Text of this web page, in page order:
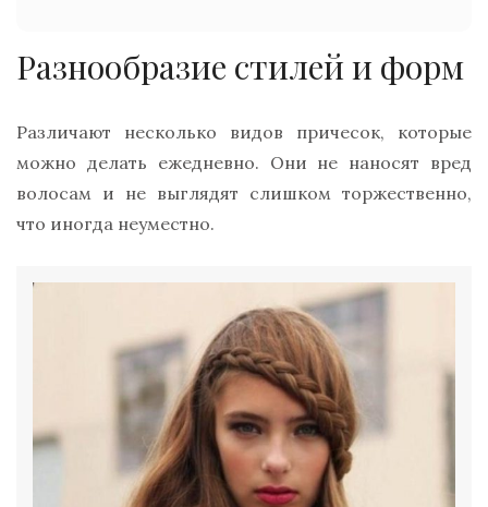
Разнообразие стилей и форм
Различают несколько видов причесок, которые
можно делать ежедневно. Они не наносят вред
волосам и не выглядят слишком торжественно,
что иногда неуместно.